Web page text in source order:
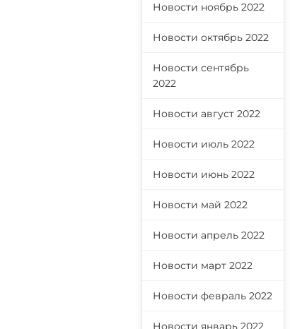
Новости ноябрь 2022
Новости октябрь 2022
Новости сентябрь
2022
Новости август 2022
Новости июль 2022
Новости июнь 2022
Новости май 2022
Новости апрель 2022
Новости март 2022
Новости февраль 2022
Новости январь 2022